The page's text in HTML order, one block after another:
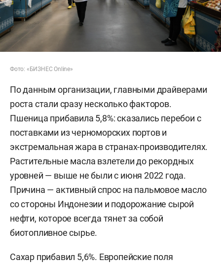
Фото: «БИЗНЕС Online»
По данным организации, главными драйверами
роста стали сразу несколько факторов.
Пшеница прибавила 5,8%: сказались перебои с
поставками из черноморских портов и
экстремальная жара в странах-производителях.
Растительные масла взлетели до рекордных
уровней — выше не были с июня 2022 года.
Причина — активный спрос на пальмовое масло
со стороны Индонезии и подорожание сырой
нефти, которое всегда тянет за собой
биотопливное сырье.
Сахар прибавил 5,6%. Европейские поля